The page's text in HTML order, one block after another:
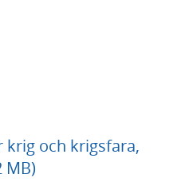
och krigsfara,
MB)